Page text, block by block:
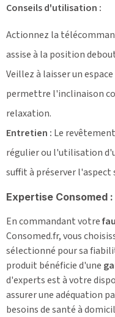
Conseils d'utilisation :
Actionnez la
assise à la position
Veillez à laisser un
permettre l'inclinaison
relaxation.
Entretien : Le
régulier ou l'utilisation
suffit à préserver l'aspect
Expertise
En commandant votre
Consomed.fr, vous
sélectionné pour sa
produit bénéficie d'une
d'experts est à votre
assurer une adéquation
besoins de santé à